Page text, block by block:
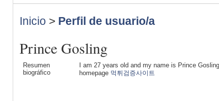
Inicio > Perfil de usuario/a
Prince Gosling
Resumen
biográfico
I am 27 years old and my name is Prince
homepage 먹튀검증사이트